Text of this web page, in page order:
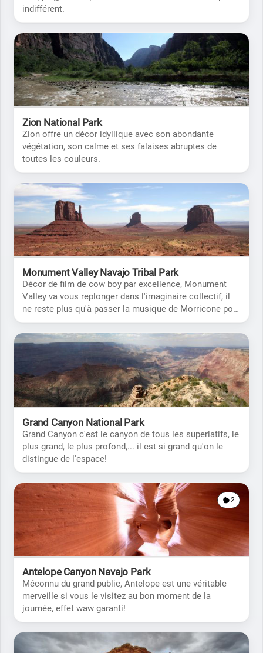
indifférent.
Zion National Park
Zion offre un décor idyllique avec son abondante
végétation, son calme et ses falaises abruptes de
toutes les couleurs.
Monument Valley Navajo Tribal Park
Décor de film de cow boy par excellence, Monument
Valley va vous replonger dans l'imaginaire collectif, il
ne reste plus qu'à passer la musique de Morricone pour
mettre l'ambiance.
Grand Canyon National Park
Grand Canyon c'est le canyon de tous les superlatifs, le
plus grand, le plus profond,... il est si grand qu'on le
distingue de l'espace!
2
Antelope Canyon Navajo Park
Méconnu du grand public, Antelope est une véritable
merveille si vous le visitez au bon moment de la
journée, effet waw garanti!